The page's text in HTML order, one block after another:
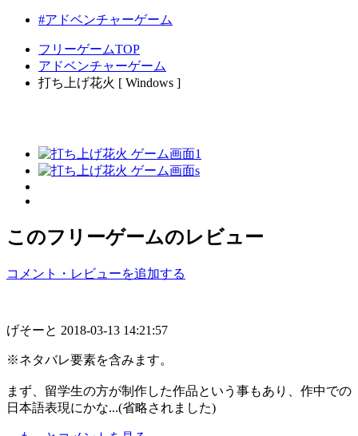
#アドベンチャーゲーム
フリーゲームTOP
アドベンチャーゲーム
打ち上げ花火 [ Windows ]
このフリーゲームのレビュー
コメント・レビューを追加する
げそーと 2018-03-13 14:21:57
※ネタバレ要素を含みます。
まず、留学生の方が制作した作品という事もあり、作中での
日本語表現にかな...(省略されました)